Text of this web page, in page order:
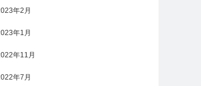
年2月
年1月
年11月
年7月